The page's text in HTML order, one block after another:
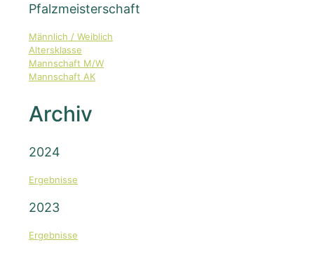
Pfalzmeisterschaft
Männlich / Weiblich
Altersklasse
Mannschaft M/W
Mannschaft AK
Archiv
2024
Ergebnisse
2023
Ergebnisse